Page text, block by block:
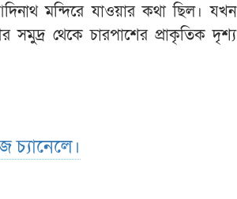
মন্দিরে যাওয়ার কথা ছিল। যখন
সমুদ্র থেকে চারপাশের প্রাকৃতিক দৃশ্য